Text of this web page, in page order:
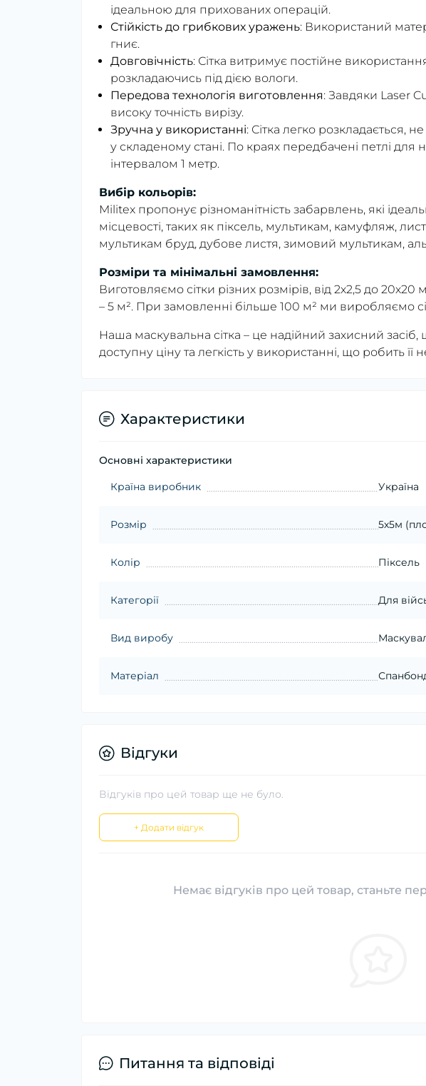
ідеальною для прихованих операцій.
Стійкість до грибкових уражень: Використаний
гниє.
Довговічність: Сітка витримує постійне
розкладаючись під дією вологи.
Передова технологія виготовлення: Завдяки Laser
високу точність вирізу.
Зручна у використанні: Сітка легко розкладається,
у складеному стані. По краях передбачені петлі для
інтервалом 1 метр.
Вибір кольорів:
Militex пропонує різноманітність забарвлень, які
місцевості, таких як піксель, мультикам, камуфляж,
мультикам бруд, дубове листя, зимовий мультикам,
Розміри та мінімальні замовлення:
Виготовляємо сітки різних розмірів, від 2х2,5 до
– 5 м². При замовленні більше 100 м² ми виробляємо
Наша маскувальна сітка – це надійний захисний засіб,
доступну ціну та легкість у використанні, що робить
Характеристики
Основні характеристики
Країна виробник Україна
Розмір 5х5м
Колір Піксель
Категорії Для
Вид виробу
Матеріал
Відгуки
Відгуків про цей товар ще не було.
+ Додати відгук
Немає відгуків про цей товар, станьте
Питання та відповіді